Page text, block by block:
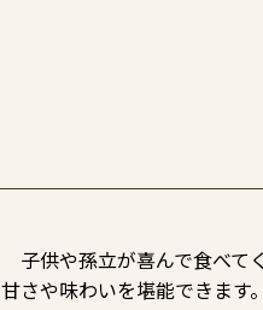
子供や孫立が喜んで食べて
甘さや味わいを堪能できます